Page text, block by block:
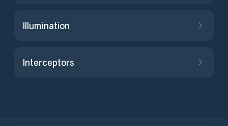
Illumination
Interceptors